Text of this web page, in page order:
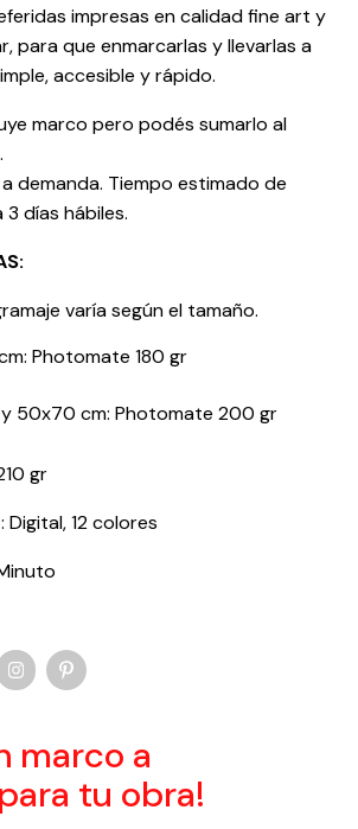
impresas en calidad fine art y
para que enmarcarlas y llevarlas a
accesible y rápido.
marco pero podés sumarlo al
.
demanda. Tiempo estimado de
días hábiles.
varía según el tamaño.
Photomate 180 gr
50x70 cm: Photomate 200 gr
gr
Digital, 12 colores
marco a
tu obra!